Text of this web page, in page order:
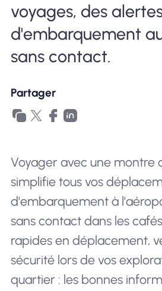
voyages, des
d'embarquement
sans contact.
Partager
Voyager avec une montre
simplifie tous vos
d'embarquement à
sans contact dans les
rapides en déplacement,
sécurité lors de vos
quartier : les bonnes